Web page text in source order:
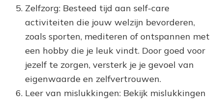
Zelfzorg: Besteed tijd aan self-care
activiteiten die jouw welzijn bevorderen,
zoals sporten, mediteren of ontspannen met
een hobby die je leuk vindt. Door goed voor
jezelf te zorgen, versterk je je gevoel van
eigenwaarde en zelfvertrouwen.
Leer van mislukkingen: Bekijk mislukkingen